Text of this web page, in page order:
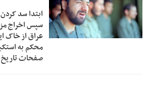
ابتدا سد
سپس اخراج
عراق از خاک
محکم به
صفحات تاریخ